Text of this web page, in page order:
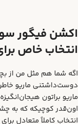
اکشن فیگور
انتخاب خاص
اگه شما هم مثل من از
دوست‌داشتنی ماریو
ماریو براتون
اون‌قدر کوچیکه که به
انتخاب کاملاً متعادل